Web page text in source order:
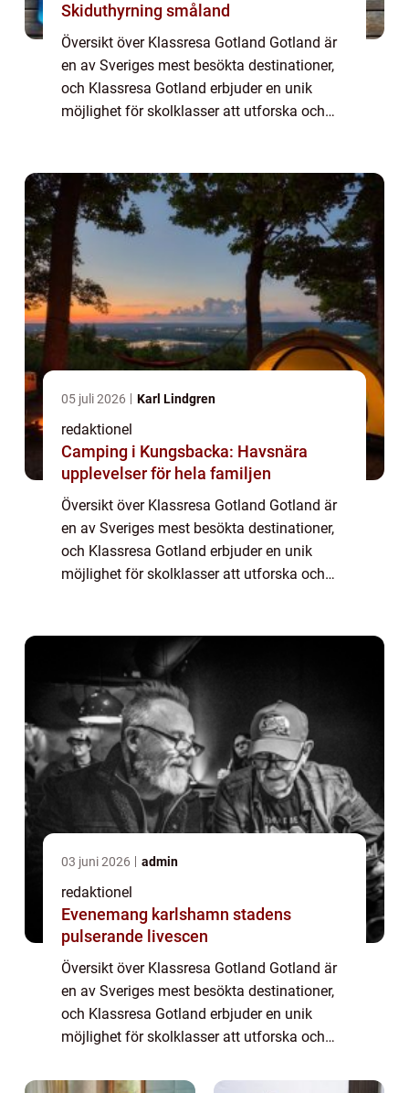
Skiduthyrning småland
Översikt över Klassresa Gotland Gotland är
en av Sveriges mest besökta destinationer,
och Klassresa Gotland erbjuder en unik
möjlighet för skolklasser att utforska och
05 juli 2026 Karl Lindgren
redaktionel
Camping i Kungsbacka: Havsnära
upplevelser för hela familjen
Översikt över Klassresa Gotland Gotland är
en av Sveriges mest besökta destinationer,
och Klassresa Gotland erbjuder en unik
möjlighet för skolklasser att utforska och
03 juni 2026 admin
redaktionel
Evenemang karlshamn stadens
pulserande livescen
Översikt över Klassresa Gotland Gotland är
en av Sveriges mest besökta destinationer,
och Klassresa Gotland erbjuder en unik
möjlighet för skolklasser att utforska och
erbjuda. Genom att kombinera lärande med